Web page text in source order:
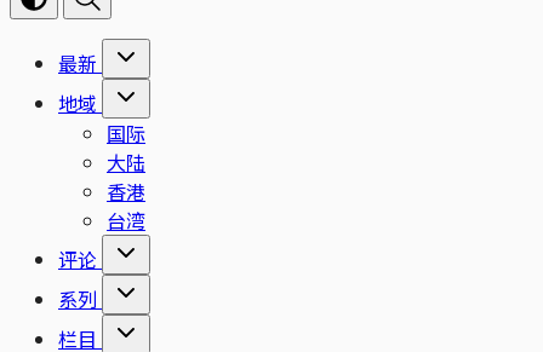
最新
地域
国际
大陆
香港
台湾
评论
系列
栏目